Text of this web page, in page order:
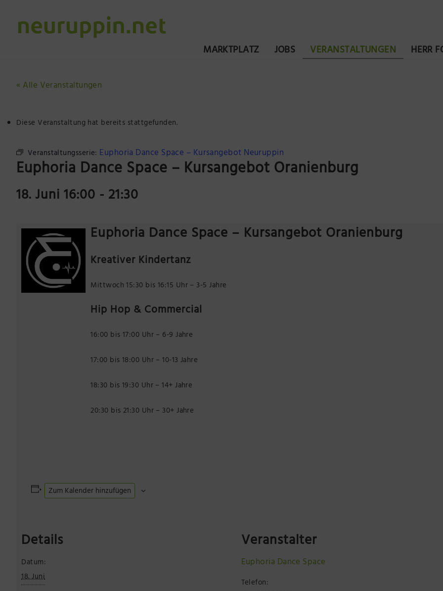
MARKTPLATZ JOBS VERANSTALTUNGEN HERR
« Alle Veranstaltungen
Diese Veranstaltung hat bereits stattgefunden.
Veranstaltungsserie: Euphoria Dance Space – Kursangebot Neuruppin
Euphoria Dance Space – Kursangebot Oranienburg
18. Juni 16:00-21:30
Euphoria Dance Space – Kursangebot Oranienburg
Kreativer Kindertanz
Mittwoch 15:30 bis 16:15 Uhr – 3-5 Jahre
Hip Hop & Commercial
16:00 bis 17:00 Uhr – 6-9 Jahre
17:00 bis 18:00 Uhr – 10-13 Jahre
18:30 bis 19:30 Uhr – 14+ Jahre
20:30 bis 21:30 Uhr – 30+ Jahre
Zum Kalender hinzufügen
Details
Datum:
18. Juni
Veranstalter
Euphoria Dance Space
Telefon: